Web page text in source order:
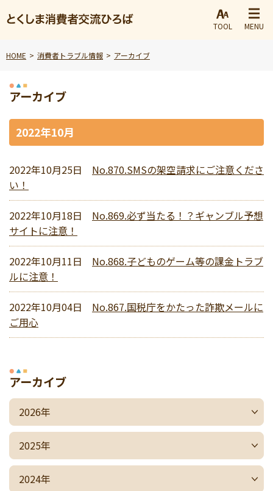
TOOL MENU
HOME 消費者トラブル情報 アーカイブ
アーカイブ
2022年10月
2022年10月25日
No.870.SMSの架空請求にご注意くださ
い！
2022年10月18日
No.869.必ず当たる！？ギャンブル予想
サイトに注意！
2022年10月11日
No.868.子どものゲーム等の課金トラブ
ルに注意！
2022年10月04日
No.867.国税庁をかたった詐欺メールに
ご用心
アーカイブ
2026年
2025年
2024年